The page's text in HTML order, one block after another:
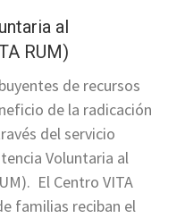
al
RUM)
de recursos
de la radicación
del servicio
Voluntaria al
. El Centro VITA
familias reciban el